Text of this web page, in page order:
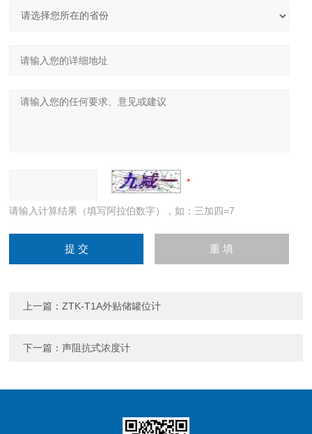
请输入计算结果（填写阿拉伯数字），如：三加四=7
上一篇：ZTK-T1A外贴储罐位计
下一篇：声阻抗式浓度计